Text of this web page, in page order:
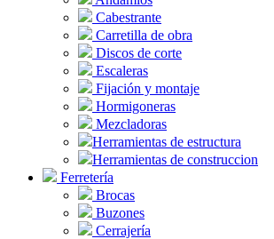
Cabestrante
Carretilla de obra
Discos de corte
Escaleras
Fijación y montaje
Hormigoneras
Mezcladoras
Herramientas de estructura
Herramientas de construccion
Ferretería
Brocas
Buzones
Cerrajería